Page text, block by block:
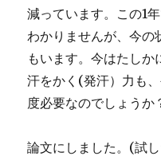
減っています。この1
わかりませんが、今の
もいます。今はたしか
汗をかく(発汗）力も
度必要なのでしょうか
論文にしました。(試